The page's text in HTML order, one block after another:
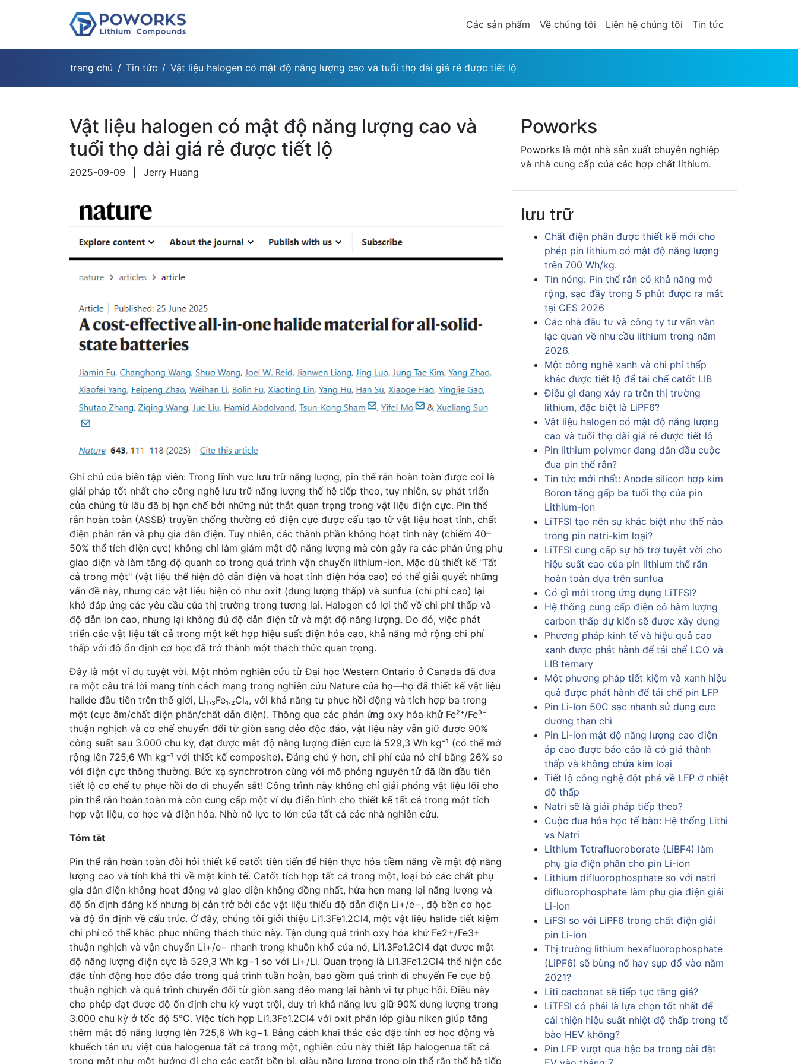
Các sản phẩm Về chúng tôi Liên hệ chúng tôi Tin tức
trang chủ Tin tức Vật liệu halogen có mật độ năng lượng cao và tuổi thọ dài giá rẻ được tiết lộ
Vật liệu halogen có mật độ năng lượng cao và
tuổi thọ dài giá rẻ được tiết lộ
2025-09-09 Jerry Huang
Ghi chú của biên tập viên: Trong lĩnh vực lưu trữ năng lượng, pin thể rắn hoàn toàn được coi là
giải pháp tốt nhất cho công nghệ lưu trữ năng lượng thế hệ tiếp theo, tuy nhiên, sự phát triển
của chúng từ lâu đã bị hạn chế bởi những nút thắt quan trọng trong vật liệu điện cực. Pin thể
rắn hoàn toàn (ASSB) truyền thống thường có điện cực được cấu tạo từ vật liệu hoạt tính, chất
điện phân rắn và phụ gia dẫn điện. Tuy nhiên, các thành phần không hoạt tính này (chiếm 40–
50% thể tích điện cực) không chỉ làm giảm mật độ năng lượng mà còn gây ra các phản ứng phụ
giao diện và làm tăng độ quanh co trong quá trình vận chuyển lithium-ion. Mặc dù thiết kế "Tất
cả trong một" (vật liệu thể hiện độ dẫn điện và hoạt tính điện hóa cao) có thể giải quyết những
vấn đề này, nhưng các vật liệu hiện có như oxit (dung lượng thấp) và sunfua (chi phí cao) lại
khó đáp ứng các yêu cầu của thị trường trong tương lai. Halogen có lợi thế về chi phí thấp và
độ dẫn ion cao, nhưng lại không đủ độ dẫn điện tử và mật độ năng lượng. Do đó, việc phát
triển các vật liệu tất cả trong một kết hợp hiệu suất điện hóa cao, khả năng mở rộng chi phí
thấp với độ ổn định cơ học đã trở thành một thách thức quan trọng.
Đây là một ví dụ tuyệt vời. Một nhóm nghiên cứu từ Đại học Western Ontario ở Canada đã đưa
ra một câu trả lời mang tính cách mạng trong nghiên cứu Nature của họ—họ đã thiết kế vật liệu
halide đầu tiên trên thế giới, Li₁.₃Fe₁.₂Cl₄, với khả năng tự phục hồi động và tích hợp ba trong
một (cực âm/chất điện phân/chất dẫn điện). Thông qua các phản ứng oxy hóa khử Fe²⁺/Fe³⁺
thuận nghịch và cơ chế chuyển đổi từ giòn sang dẻo độc đáo, vật liệu này vẫn giữ được 90%
công suất sau 3.000 chu kỳ, đạt được mật độ năng lượng điện cực là 529,3 Wh kg⁻¹ (có thể mở
rộng lên 725,6 Wh kg⁻¹ với thiết kế composite). Đáng chú ý hơn, chi phí của nó chỉ bằng 26% so
với điện cực thông thường. Bức xạ synchrotron cùng với mô phỏng nguyên tử đã lần đầu tiên
tiết lộ cơ chế tự phục hồi do di chuyển sắt! Công trình này không chỉ giải phóng vật liệu lõi cho
pin thể rắn hoàn toàn mà còn cung cấp một ví dụ điển hình cho thiết kế tất cả trong một tích
hợp vật liệu, cơ học và điện hóa. Nhờ nỗ lực to lớn của tất cả các nhà nghiên cứu.
Tóm tắt
Pin thể rắn hoàn toàn đòi hỏi thiết kế catốt tiên tiến để hiện thực hóa tiềm năng về mật độ năng
lượng cao và tính khả thi về mặt kinh tế. Catốt tích hợp tất cả trong một, loại bỏ các chất phụ
gia dẫn điện không hoạt động và giao diện không đồng nhất, hứa hẹn mang lại năng lượng và
độ ổn định đáng kể nhưng bị cản trở bởi các vật liệu thiếu độ dẫn điện Li+/e−, độ bền cơ học
và độ ổn định về cấu trúc. Ở đây, chúng tôi giới thiệu Li1.3Fe1.2Cl4, một vật liệu halide tiết kiệm
chi phí có thể khắc phục những thách thức này. Tận dụng quá trình oxy hóa khử Fe2+/Fe3+
thuận nghịch và vận chuyển Li+/e− nhanh trong khuôn khổ của nó, Li1.3Fe1.2Cl4 đạt được mật
độ năng lượng điện cực là 529,3 Wh kg−1 so với Li+/Li. Quan trọng là Li1.3Fe1.2Cl4 thể hiện các
đặc tính động học độc đáo trong quá trình tuần hoàn, bao gồm quá trình di chuyển Fe cục bộ
thuận nghịch và quá trình chuyển đổi từ giòn sang dẻo mang lại hành vi tự phục hồi. Điều này
cho phép đạt được độ ổn định chu kỳ vượt trội, duy trì khả năng lưu giữ 90% dung lượng trong
3.000 chu kỳ ở tốc độ 5°C. Việc tích hợp Li1.3Fe1.2Cl4 với oxit phân lớp giàu niken giúp tăng
thêm mật độ năng lượng lên 725,6 Wh kg−1. Bằng cách khai thác các đặc tính cơ học động và
khuếch tán ưu việt của halogenua tất cả trong một, nghiên cứu này thiết lập halogenua tất cả
trong một như một hướng đi cho các catốt bền bỉ, giàu năng lượng trong pin thể rắn thế hệ tiếp
Poworks
Poworks là một nhà sản xuất chuyên nghiệp
và nhà cung cấp của các hợp chất lithium.
lưu trữ
Chất điện phân được thiết kế mới cho
phép pin lithium có mật độ năng lượng
trên 700 Wh/kg.
Tin nóng: Pin thể rắn có khả năng mở
rộng, sạc đầy trong 5 phút được ra mắt
tại CES 2026
Các nhà đầu tư và công ty tư vấn vẫn
lạc quan về nhu cầu lithium trong năm
2026.
Một công nghệ xanh và chi phí thấp
khác được tiết lộ để tái chế catốt LIB
Điều gì đang xảy ra trên thị trường
lithium, đặc biệt là LiPF6?
Vật liệu halogen có mật độ năng lượng
cao và tuổi thọ dài giá rẻ được tiết lộ
Pin lithium polymer đang dẫn đầu cuộc
đua pin thể rắn?
Tin tức mới nhất: Anode silicon hợp kim
Boron tăng gấp ba tuổi thọ của pin
Lithium-Ion
LiTFSI tạo nên sự khác biệt như thế nào
trong pin natri-kim loại?
LiTFSI cung cấp sự hỗ trợ tuyệt vời cho
hiệu suất cao của pin lithium thể rắn
hoàn toàn dựa trên sunfua
Có gì mới trong ứng dụng LiTFSI?
Hệ thống cung cấp điện có hàm lượng
carbon thấp dự kiến sẽ được xây dựng
Phương pháp kinh tế và hiệu quả cao
xanh được phát hành để tái chế LCO và
LIB ternary
Một phương pháp tiết kiệm và xanh hiệu
quả được phát hành để tái chế pin LFP
Pin Li-Ion 50C sạc nhanh sử dụng cực
dương than chì
Pin Li-ion mật độ năng lượng cao điện
áp cao được báo cáo là có giá thành
thấp và không chứa kim loại
Tiết lộ công nghệ đột phá về LFP ở nhiệt
độ thấp
Natri sẽ là giải pháp tiếp theo?
Cuộc đua hóa học tế bào: Hệ thống Lithi
vs Natri
Lithium Tetrafluoroborate (LiBF4) làm
phụ gia điện phân cho pin Li-ion
Lithium difluorophosphate so với natri
difluorophosphate làm phụ gia điện giải
Li-ion
LiFSI so với LiPF6 trong chất điện giải
pin Li-ion
Thị trường lithium hexafluorophosphate
(LiPF6) sẽ bùng nổ hay sụp đổ vào năm
2021?
Liti cacbonat sẽ tiếp tục tăng giá?
LiTFSI có phải là lựa chọn tốt nhất để
cải thiện hiệu suất nhiệt độ thấp trong tế
bào HEV không?
Pin LFP vượt qua bậc ba trong cài đặt